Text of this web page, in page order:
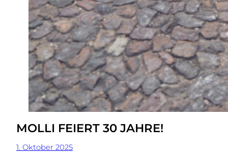
MOLLI FEIERT 30 JAHRE!
1. Oktober 2025